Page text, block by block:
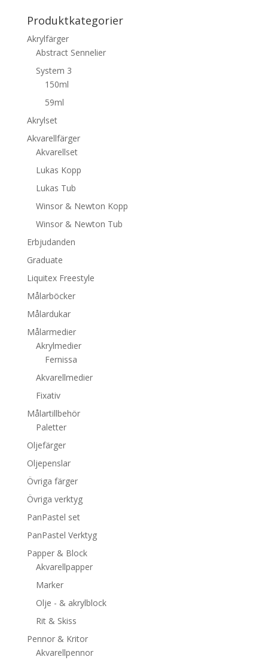
Produktkategorier
Akrylfärger
Abstract Sennelier
System 3
150ml
59ml
Akrylset
Akvarellfärger
Akvarellset
Lukas Kopp
Lukas Tub
Winsor & Newton Kopp
Winsor & Newton Tub
Erbjudanden
Graduate
Liquitex Freestyle
Målarböcker
Målardukar
Målarmedier
Akrylmedier
Fernissa
Akvarellmedier
Fixativ
Målartillbehör
Paletter
Oljefärger
Oljepenslar
Övriga färger
Övriga verktyg
PanPastel set
PanPastel Verktyg
Papper & Block
Akvarellpapper
Marker
Olje - & akrylblock
Rit & Skiss
Pennor & Kritor
Akvarellpennor